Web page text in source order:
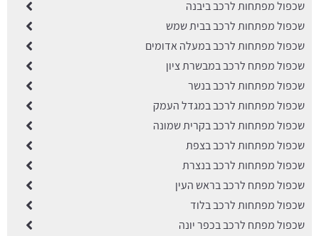
שכפול מפתחות לרכב ביבנה
שכפול מפתחות לרכב בבית שמש
שכפול מפתחות לרכב במעלה אדומים
שכפול מפתח לרכב במבשרת ציון
שכפול מפתחות לרכב בנשר
שכפול מפתחות לרכב במגדל העמק
שכפול מפתחות לרכב בקרית שמונה
שכפול מפתחות לרכב בצפת
שכפול מפתחות לרכב בנצרת
שכפול מפתח לרכב בראש העין
שכפול מפתחות לרכב בלוד
שכפול מפתח לרכב בכפר יונה